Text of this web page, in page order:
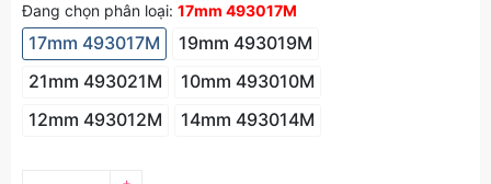
Đang chọn phân loại: 17mm 493017M
17mm 493017M
19mm 493019M
21mm 493021M
10mm 493010M
12mm 493012M
14mm 493014M